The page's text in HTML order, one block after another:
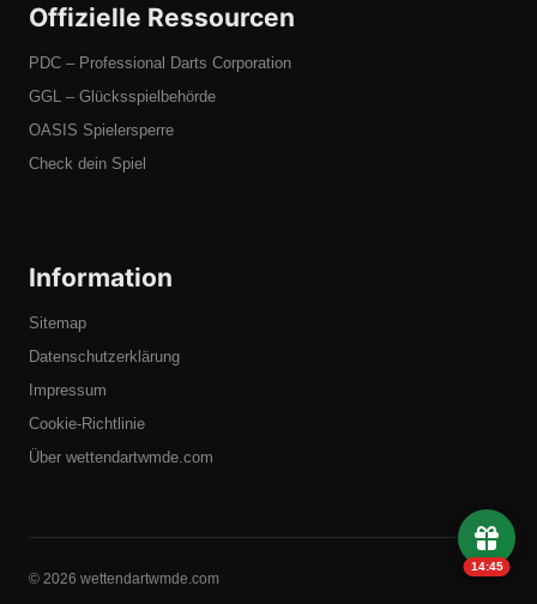
Offizielle Ressourcen
PDC – Professional Darts Corporation
GGL – Glücksspielbehörde
OASIS Spielersperre
Check dein Spiel
Information
Sitemap
Datenschutzerklärung
Impressum
Cookie-Richtlinie
Über wettendartwmde.com
© 2026 wettendartwmde.com
14:45